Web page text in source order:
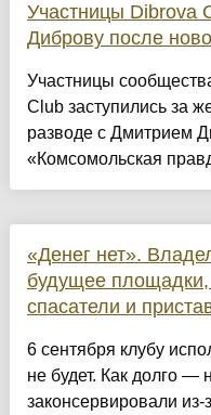
Участницы Dibrova
Диброву после
Участницы
Club заступились за
разводе с Дмитрием
«Комсомольская
«Денег нет».
будущее
спасатели и
6 сентября клубу
не будет. Как долго —
законсервировали из-